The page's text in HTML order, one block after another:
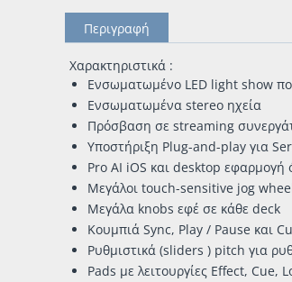
Περιγραφή
Xαρακτηριστικά :
Ενσωματωμένο LED light show
Eνσωματωμένα stereo ηχεία
Πρόσβαση σε streaming
Υποστήριξη Plug-and-play για
Pro AI iOS και desktop εφαρμογή
Μεγάλοι touch-sensitive jog
Μεγάλα knobs εφέ σε κάθε deck
Κουμπιά Sync, Play / Pause και
Ρυθμιστικά (sliders ) pitch για
Pads με λειτουργίες Effect, Cue,